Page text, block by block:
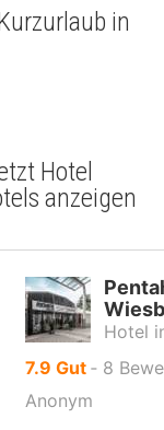
in
Hotel
anzeigen
Hotel
7.9 von
Gut ‐ 8
Anonym